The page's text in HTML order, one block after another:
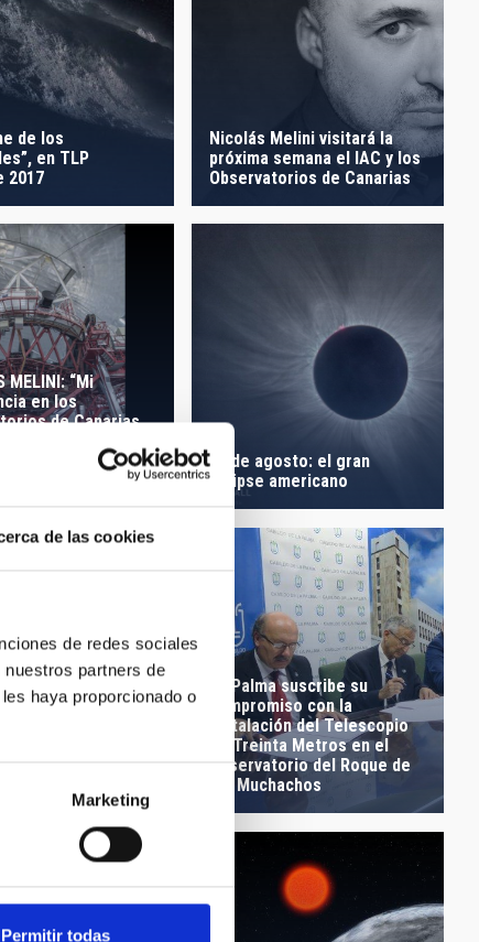
de las cookies
de redes sociales
partners de
haya proporcionado o
Marketing
Permitir todas
de los
en TLP
2017
Nicolás Melini visitará la
próxima semana el IAC y los
Observatorios de Canarias
MELINI: “Mi
en los
de Canarias
21 de agosto: el gran
eclipse americano
en el Museo Elder
La Palma suscribe su
compromiso con la
instalación del Telescopio
de Treinta Metros en el
Observatorio del Roque de
los Muchachos